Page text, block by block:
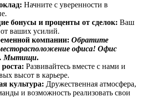
Начните с уверенности в
бонусы и проценты от сделок: Ваш
от ваших усилий.
компании: Обратите
офиса! Офис
Мытищи.
Развивайтесь вместе с нами и
высот в карьере.
культура: Дружественная атмосфера,
и возможность реализовать свои